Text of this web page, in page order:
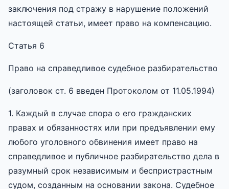
заключения под стражу в нарушение положений
настоящей статьи, имеет право на компенсацию.
Статья 6
Право на справедливое судебное разбирательство
(заголовок ст. 6 введен Протоколом от 11.05.1994)
1. Каждый в случае спора о его гражданских
правах и обязанностях или при предъявлении ему
любого уголовного обвинения имеет право на
справедливое и публичное разбирательство дела в
разумный срок независимым и беспристрастным
судом, созданным на основании закона. Судебное